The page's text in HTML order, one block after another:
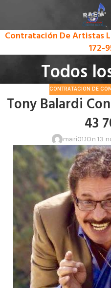
Contratación De Artistas
172-
Todos
CONTRATACION DE
Tony Balardi
43
mari01.1On 13